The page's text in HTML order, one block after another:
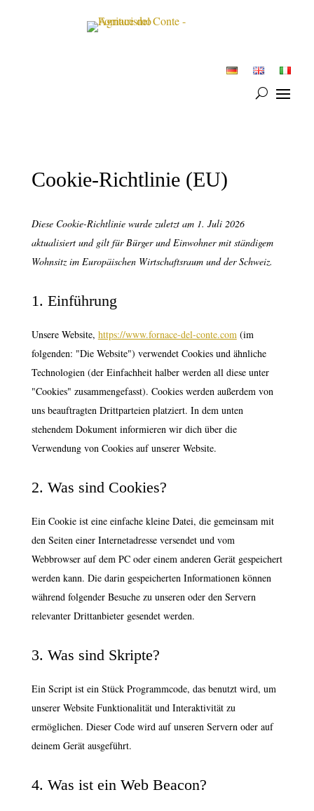
Cookie-Richtlinie (EU)
Diese Cookie-Richtlinie wurde zuletzt am 1. Juli 2026
aktualisiert und gilt für Bürger und Einwohner mit ständigem
Wohnsitz im Europäischen Wirtschaftsraum und der Schweiz.
1. Einführung
Unsere Website, https://www.fornace-del-conte.com(im
folgenden: "Die Website") verwendet Cookies und ähnliche
Technologien (der Einfachheit halber werden all diese unter
"Cookies" zusammengefasst). Cookies werden außerdem von
uns beauftragten Drittparteien platziert. In dem unten
stehendem Dokument informieren wir dich über die
Verwendung von Cookies auf unserer Website.
2. Was sind Cookies?
Ein Cookie ist eine einfache kleine Datei, die gemeinsam mit
den Seiten einer Internetadresse versendet und vom
Webbrowser auf dem PC oder einem anderen Gerät gespeichert
werden kann. Die darin gespeicherten Informationen können
während folgender Besuche zu unseren oder den Servern
relevanter Drittanbieter gesendet werden.
3. Was sind Skripte?
Ein Script ist ein Stück Programmcode, das benutzt wird, um
unserer Website Funktionalität und Interaktivität zu
ermöglichen. Dieser Code wird auf unseren Servern oder auf
deinem Gerät ausgeführt.
4. Was ist ein Web Beacon?